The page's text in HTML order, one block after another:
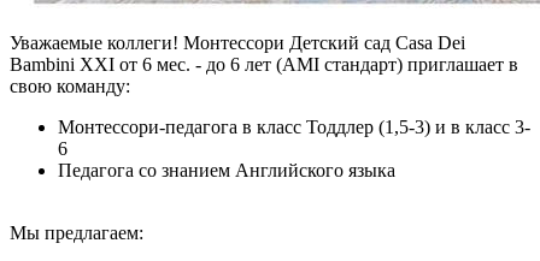
Уважаемые коллеги! Монтессори Детский сад Casa Dei
Bambini XXI от 6 мес. - до 6 лет (AMI стандарт) приглашает в
свою команду:
Монтессори-педагога в класс Тоддлер (1,5-3) и в класс 3-
6
Педагога со знанием Английского языка
Мы предлагаем: